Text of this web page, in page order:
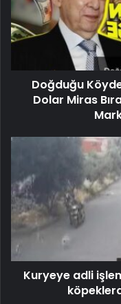
Doğduğu
Dolar Miras
Kuryeye adli